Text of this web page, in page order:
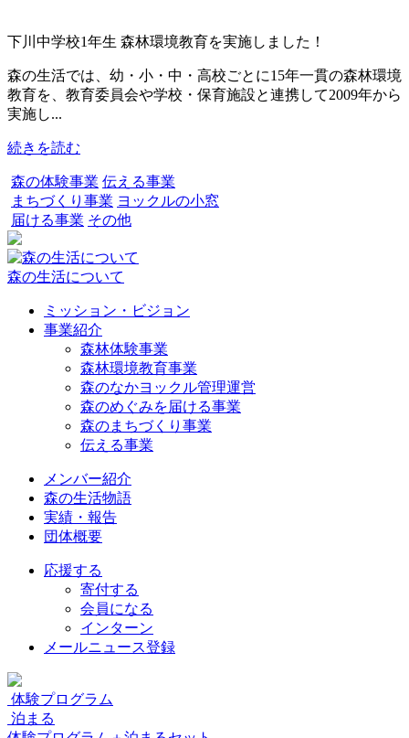
下川中学校1年生 森林環境教育を実施しました！
森の生活では、幼・小・中・高校ごとに15年一貫の森林環境
教育を、教育委員会や学校・保育施設と連携して2009年から
実施し...
続きを読む
森の体験事業 伝える事業
まちづくり事業 ヨックルの小窓
届ける事業 その他
森の生活について
ミッション・ビジョン
事業紹介
森林体験事業
森林環境教育事業
森のなかヨックル管理運営
森のめぐみを届ける事業
森のまちづくり事業
伝える事業
メンバー紹介
森の生活物語
実績・報告
団体概要
応援する
寄付する
会員になる
インターン
メールニュース登録
体験プログラム
泊まる